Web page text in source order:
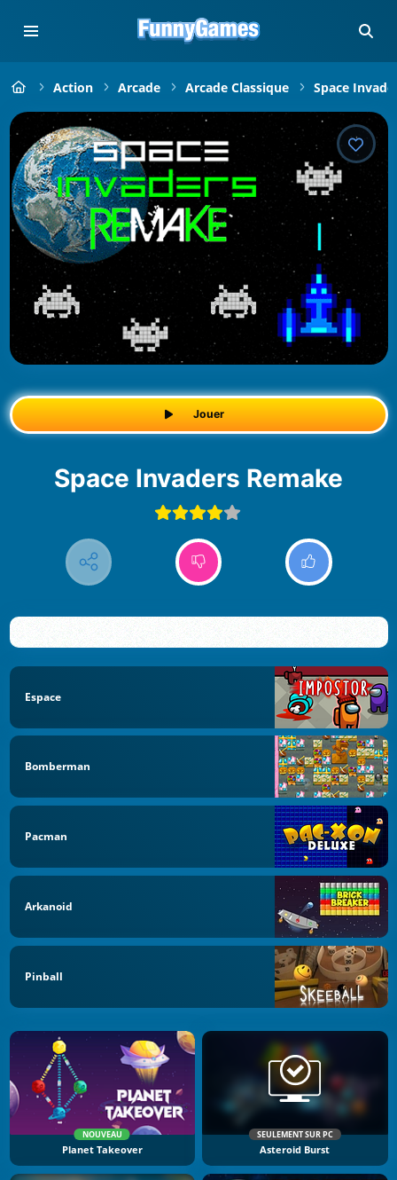
Action Arcade Arcade Classique Space
Jouer
Space Invaders Remake
Espace
Bomberman
Pacman
Arkanoid
Pinball
NOUVEAU
Planet Takeover
SEULEMENT SUR PC
Asteroid Burst